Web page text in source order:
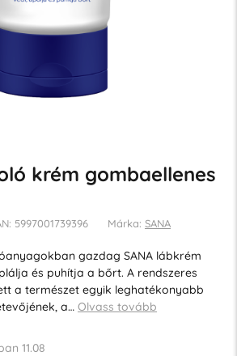
krém gombaellenes
5997001739396 Márka: SANA
gazdag SANA lábkrém
és puhítja a bőrt. A rendszeres
a természet egyik leghatékonyabb
a… Olvass tovább
11.08